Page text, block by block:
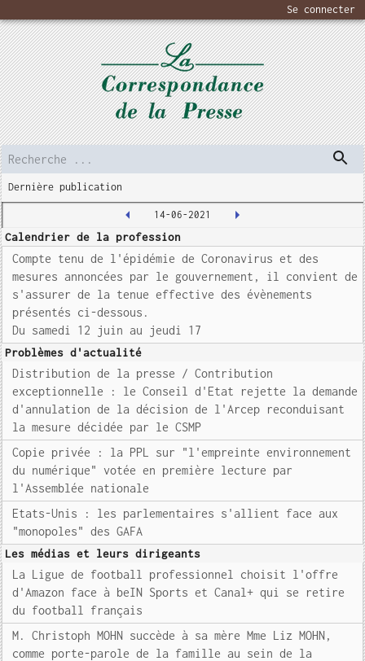
Se connecter
Dernière publication
14-06-2021
Calendrier de la profession
Compte tenu de l'épidémie de Coronavirus et des
mesures annoncées par le gouvernement, il convient de
s'assurer de la tenue effective des évènements
présentés ci-dessous.
Du samedi 12 juin au jeudi 17
Problèmes d'actualité
Distribution de la presse / Contribution
exceptionnelle : le Conseil d'Etat rejette la demande
d'annulation de la décision de l'Arcep reconduisant
la mesure décidée par le CSMP
Copie privée : la PPL sur "l'empreinte environnement
du numérique" votée en première lecture par
l'Assemblée nationale
Etats-Unis : les parlementaires s'allient face aux
"monopoles" des GAFA
Les médias et leurs dirigeants
La Ligue de football professionnel choisit l'offre
d'Amazon face à beIN Sports et Canal+ qui se retire
du football français
M. Christoph MOHN succède à sa mère Mme Liz MOHN,
comme porte-parole de la famille au sein de la